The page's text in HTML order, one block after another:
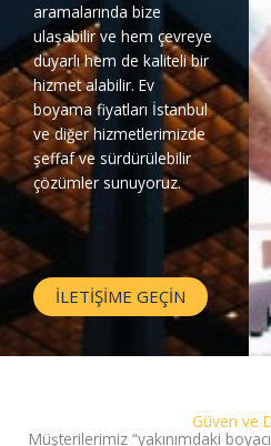
aramalarında bize
ulaşabilir ve hem çevreye
duyarlı hem de kaliteli bir
hizmet alabilir. Ev
boyama fiyatları İstanbul
ve diğer hizmetlerimizde
şeffaf ve sürdürülebilir
çözümler sunuyoruz.
İLETIŞIME GEÇIN
Güven ve
Müşterilerimiz “yakınımdaki